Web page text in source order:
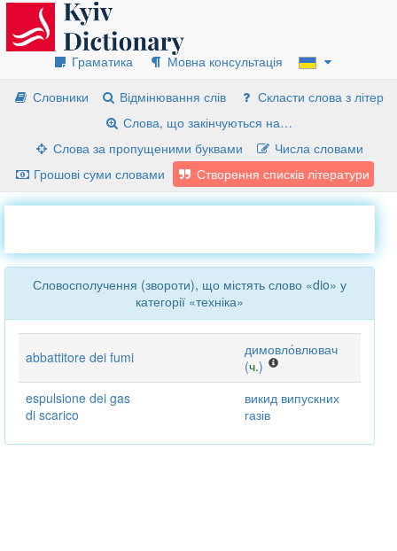
Граматика
Мовна консультація
Словники
Відмінювання слів
Скласти слова з літер
Слова, що закінчуються на…
Слова за пропущеними буквами
Числа словами
Грошові суми словами
Створення списків літератури
Словосполучення (звороти), що містять слово «dio» у
категорії «техніка»
abbattitore dei fumi
димовло́влювач
(ч.)
espulsione dei gas
di scarico
викид випускних
газів